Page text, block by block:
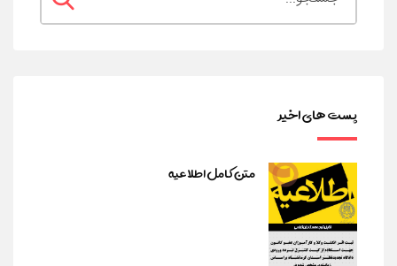
پست های اخیر
متن کامل اطلاعیه